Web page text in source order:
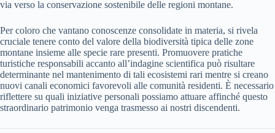
via verso la conservazione sostenibile delle regioni montane.
Per coloro che vantano conoscenze consolidate in materia, si rivela
cruciale tenere conto del valore della biodiversità tipica delle zone
montane insieme alle specie rare presenti. Promuovere pratiche
turistiche responsabili accanto all’indagine scientifica può risultare
determinante nel mantenimento di tali ecosistemi rari mentre si creano
nuovi canali economici favorevoli alle comunità residenti. È necessario
riflettere su quali iniziative personali possiamo attuare affinché questo
straordinario patrimonio venga trasmesso ai nostri discendenti.